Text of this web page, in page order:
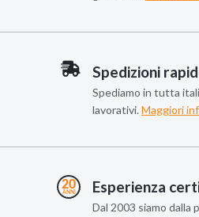
Spedizioni
Spediamo in tutta
lavorativi. Maggiori
Esperienza
Dal 2003 siamo dalla